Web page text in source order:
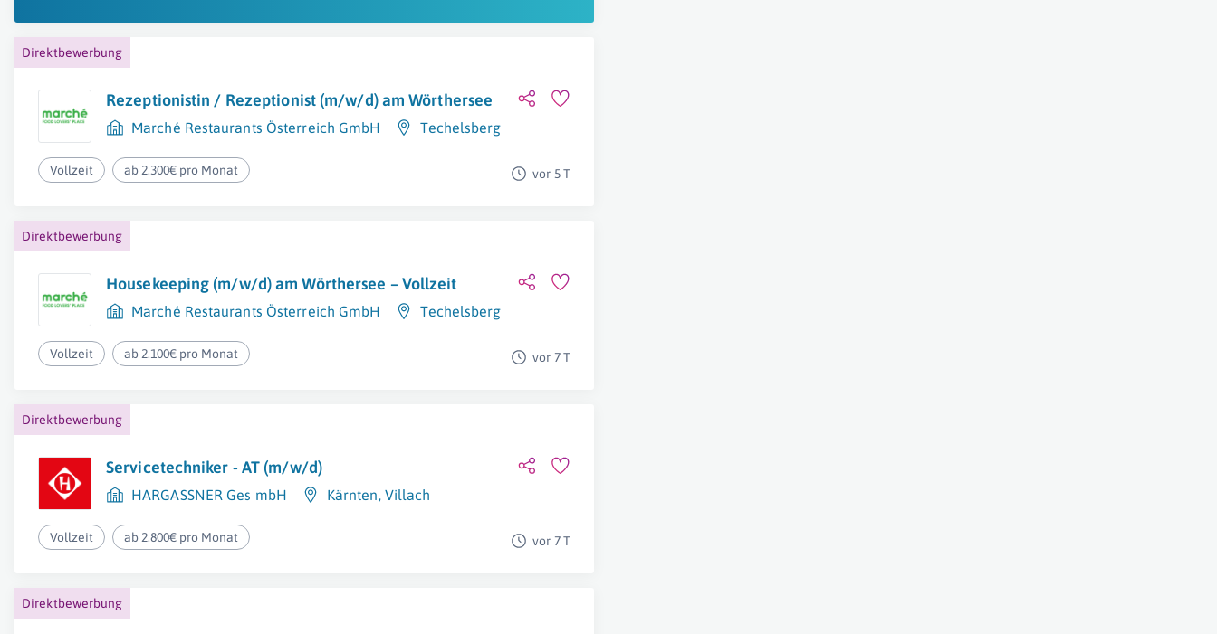
Direktbewerbung
Rezeptionistin / Rezeptionist (m/w/d) am Wörthersee
Marché Restaurants Österreich GmbH Techelsberg
Vollzeit ab 2.300€ pro Monat vor 5 T
Direktbewerbung
Housekeeping (m/w/d) am Wörthersee – Vollzeit
Marché Restaurants Österreich GmbH Techelsberg
Vollzeit ab 2.100€ pro Monat vor 7 T
Direktbewerbung
Servicetechniker - AT (m/w/d)
HARGASSNER Ges mbH Kärnten, Villach
Vollzeit ab 2.800€ pro Monat vor 7 T
Direktbewerbung